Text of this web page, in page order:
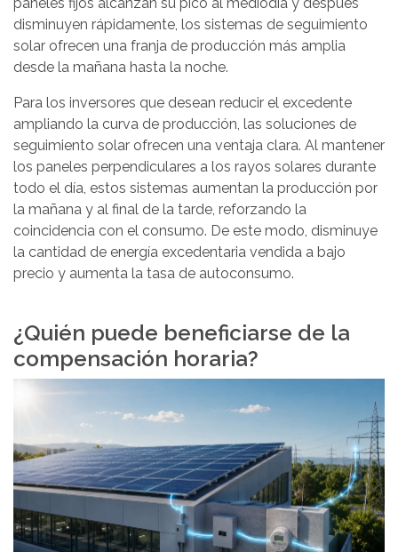
disminuyen rápidamente, los sistemas de seguimiento
solar ofrecen una franja de producción más amplia
desde la mañana hasta la noche.
Para los inversores que desean reducir el excedente
ampliando la curva de producción, las soluciones de
seguimiento solar ofrecen una ventaja clara. Al mantener
los paneles perpendiculares a los rayos solares durante
todo el día, estos sistemas aumentan la producción por
la mañana y al final de la tarde, reforzando la
coincidencia con el consumo. De este modo, disminuye
la cantidad de energía excedentaria vendida a bajo
precio y aumenta la tasa de autoconsumo.
¿Quién puede beneficiarse de la
compensación horaria?